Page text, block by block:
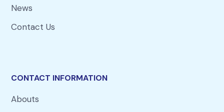
News
Contact Us
CONTACT INFORMATION
Abouts